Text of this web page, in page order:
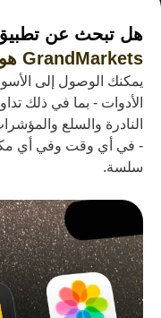
هل تبحث عن
GrandMarkets هو الحل الأمثل لك.
يمكنك الوصول إلى
الأدوات - بما في ذلك
النادرة والسلع
- في أي وقت وفي أي
سلسة.